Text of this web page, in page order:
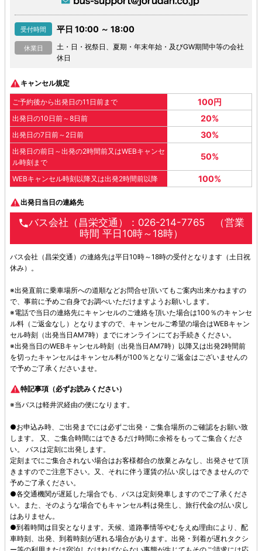
受付時間 平日 10:00 ～ 18:00
休業日
土・日・祝祭日、夏期・年末年始・及びGW期間中等の会社
休日
キャンセル規定
ご予約後から出発日の11日前まで 100円
出発日の10日前～8日前 20%
出発日の7日前～2日前 30%
出発日の前日～出発の2時間前又はWEBキャンセ
ル時刻まで
50%
WEBキャンセル時刻以降又は出発2時間前以降 100%
出発日当日の連絡先
バス会社（昌栄交通）：026-214-7765 （営業
時間 平日10時～18時）
バス会社（昌栄交通）の連絡先は平日10時～18時の受付となります（土日祝
休み）。
※出発直前に乗車場所への道順などお問合せ頂いてもご案内出来かねますの
で、事前に予めご自身でお調べいただけますようお願いします。
※電話で当日の連絡先にキャンセルのご連絡を頂いた場合は100％のキャンセ
ル料（ご返金なし）となりますので、キャンセルご希望の場合はWEBキャン
セル時刻（出発当日AM7時）までにオンラインにてお手続きください。
※出発当日のWEBキャンセル時刻（出発当日AM7時）以降又は出発2時間前
を切ったキャンセルはキャンセル料が100％となりご返金はございませんの
で予めご了承くださいませ。
特記事項（必ずお読みください）
※当バスは軽井沢経由の便になります。
●お申込み時、ご出発までには必ずご出発・ご集合場所のご確認をお願い致
します。 又、ご集合時間にはできるだけ時間に余裕をもってご集合くださ
い。 バスは定刻に出発します。
定刻までにご集合されない場合はお客様都合の放棄とみなし、出発させて頂
きますのでご注意下さい。又、それに伴う運賃の払い戻しはできませんので
予めご了承ください。
●各交通機関が遅延した場合でも、バスは定刻発車しますのでご了承くださ
い。また、そのような場合でもキャンセル料は発生し、旅行代金の払い戻し
はありません。
●到着時間は目安となります。天候、道路事情等やむをえぬ理由により、配
車時刻、出発、到着時刻が遅れる場合があります。出発・到着が遅れタクシ